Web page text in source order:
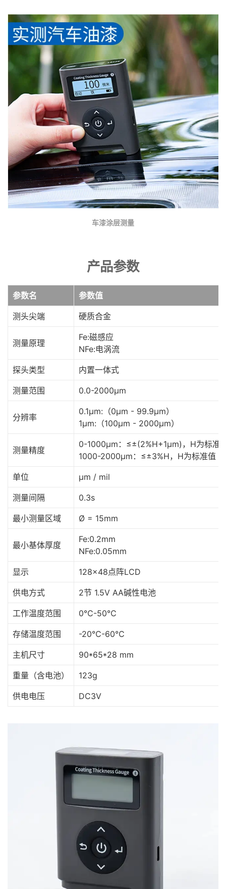
车漆涂层测量
产品参数
参数名 参数值
测头尖端 硬质合金
测量原理
Fe:磁感应
NFe:电涡流
探头类型 内置一体式
测量范围 0.0-2000μm
分辨率
0.1μm:（0μm - 99.9μm）
1μm:（100μm - 2000μm）
测量精度
0-1000μm：≤±(2%H+1μm)，H为标准
1000-2000μm：≤±3%H，H为标准值
单位 μm / mil
测量间隔 0.3s
最小测量区域 Ø = 15mm
最小基体厚度
Fe:0.2mm
NFe:0.05mm
显示 128×48点阵LCD
供电方式 2节 1.5V AA碱性电池
工作温度范围 0℃-50℃
存储温度范围 -20℃-60℃
主机尺寸 90*65*28 mm
重量（含电池） 123g
供电电压 DC3V